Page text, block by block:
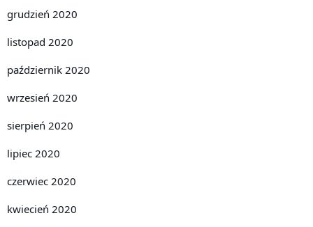
grudzień 2020
listopad 2020
październik 2020
wrzesień 2020
sierpień 2020
lipiec 2020
czerwiec 2020
kwiecień 2020